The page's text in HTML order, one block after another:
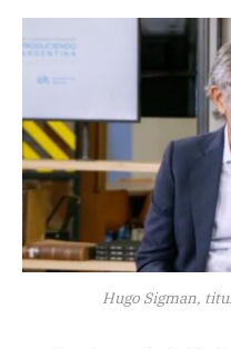
Hugo Sigman,